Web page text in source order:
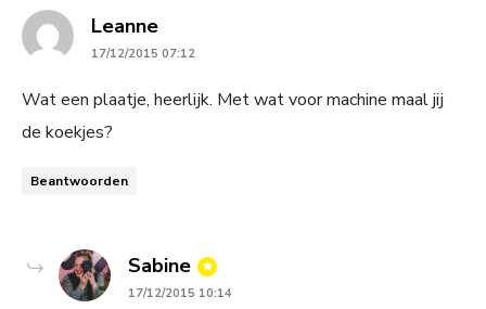
Leannesays:
17/12/2015 07:12
Wat een plaatje, heerlijk. Met wat voor machine maal jij
de koekjes?
Beantwoorden
Sabine says:
17/12/2015 10:14